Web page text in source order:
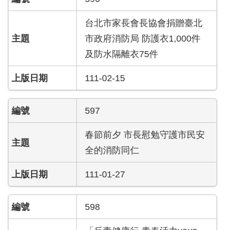
問
陳
情
統
語
彙
台
北
通
台北市家長會長協會捐贈臺北
市政府消防局 防護衣1,000件
及防水隔離衣75件
111-02-15
597
春節前夕 市長慰勉守護市民安
全的消防同仁
111-01-27
598